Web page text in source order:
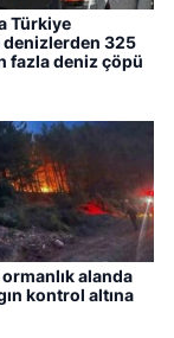
Türkiye
325
fazla deniz çöpü
alanda
kontrol altına